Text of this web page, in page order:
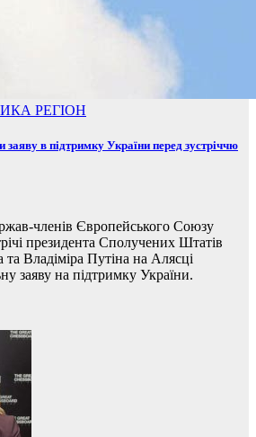
РЕГІОН
в підтримку України перед зустріччю
членів Європейського Союзу
президента Сполучених Штатів
Владіміра Путіна на Алясці
заяву на підтримку України.